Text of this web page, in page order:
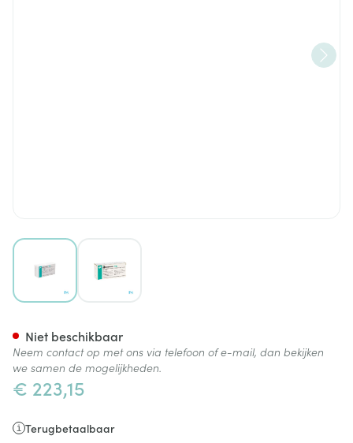
View larger image
€ 223,15
Terugbetaalbaar
Niet beschikbaar
Neem contact op met ons via telefoon of e-mail, dan bekijken
we samen de mogelijkheden.